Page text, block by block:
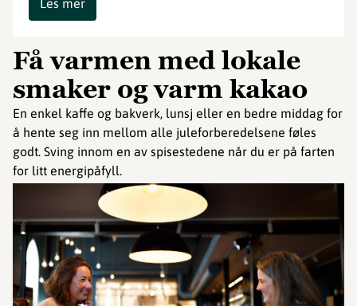
Les mer
Få varmen med lokale
smaker og varm kakao
En enkel kaffe og bakverk, lunsj eller en bedre middag for
å hente seg inn mellom alle juleforberedelsene føles
godt. Sving innom en av spisestedene når du er på farten
for litt energipåfyll.